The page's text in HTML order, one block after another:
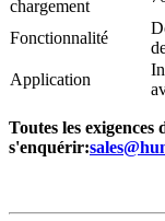
chargement
Fonctionnalité
Application
Toutes les
s'enquérir: